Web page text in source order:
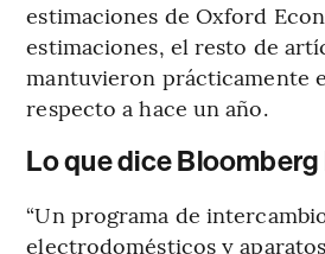
estimaciones de Oxford
estimaciones, el resto de
mantuvieron prácticamente
respecto a hace un año.
Lo que dice
“Un programa de
electrodomésticos y